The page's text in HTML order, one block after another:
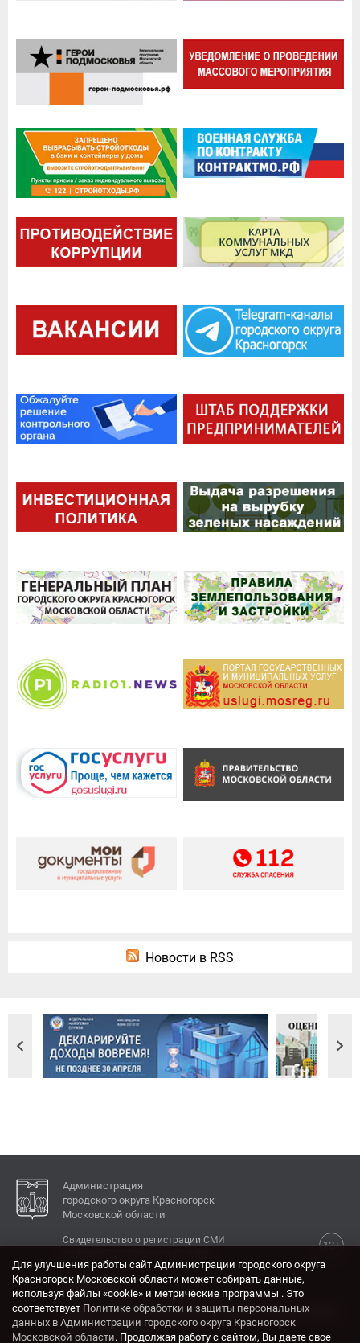
Новости в RSS
Администрация
городского округа Красногорск
Московской области
12+
Свидетельство о регистрации СМИ
КОНТАКТЫ
Адрес: 143404, Московская область, г. Красногорск,
ул. Ленина, дом 4.
Для улучшения работы сайт Администрации городского округа
Красногорск Московской области может собирать данные,
используя файлы «cookie» и метрические программы . Это
соответствует Политике обработки и защиты персональных
данных в Администрации городского округа Красногорск
Московской области. Продолжая работу с сайтом, Вы даете свое